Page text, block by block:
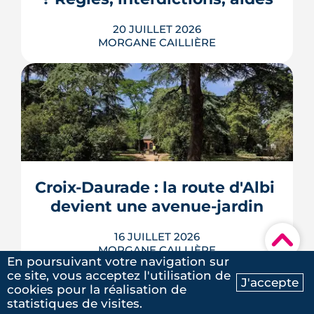
Ma recherche Contactez-nous
▾
20 JUILLET 2026
MORGANE CAILLIÈRE
En 2026, un logement doit être classé
au moins F au DPE pour être loué en
métropole, et la barre montera à E en
2028. Le nouveau mode de calcul
reclasse des centaines de milliers de
au Sénat pourrait assouplir les règles.
Calendrier, sanctions, obliga...
Croix-Daurade : la route d'Albi
devient une avenue-jardin
16 JUILLET 2026
MORGANE CAILLIÈRE
En poursuivant votre navigation sur
ce site, vous acceptez l'utilisation de
cookies pour la réalisation de
statistiques de visites.
J'accepte